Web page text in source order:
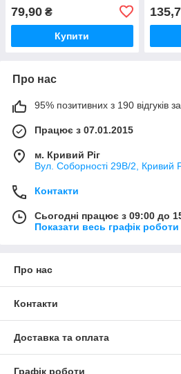
79,90 ₴
Купити
Про нас
95% позитивних з 190 відгуків за
Працює з 07.01.2015
м. Кривий Ріг
Вул. Соборності 29В/2, Кривий
Контакти
Сьогодні працює з 09:00 до
Показати весь графік роботи
Про нас
Контакти
Доставка та оплата
Графік роботи